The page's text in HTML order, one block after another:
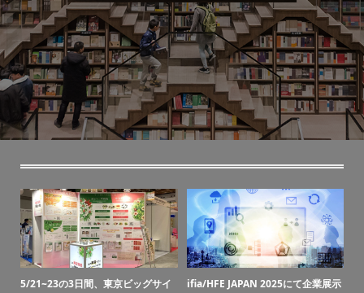
お盆期間の受注・納品のご案内
ゴールデンウィークの製品受注・納